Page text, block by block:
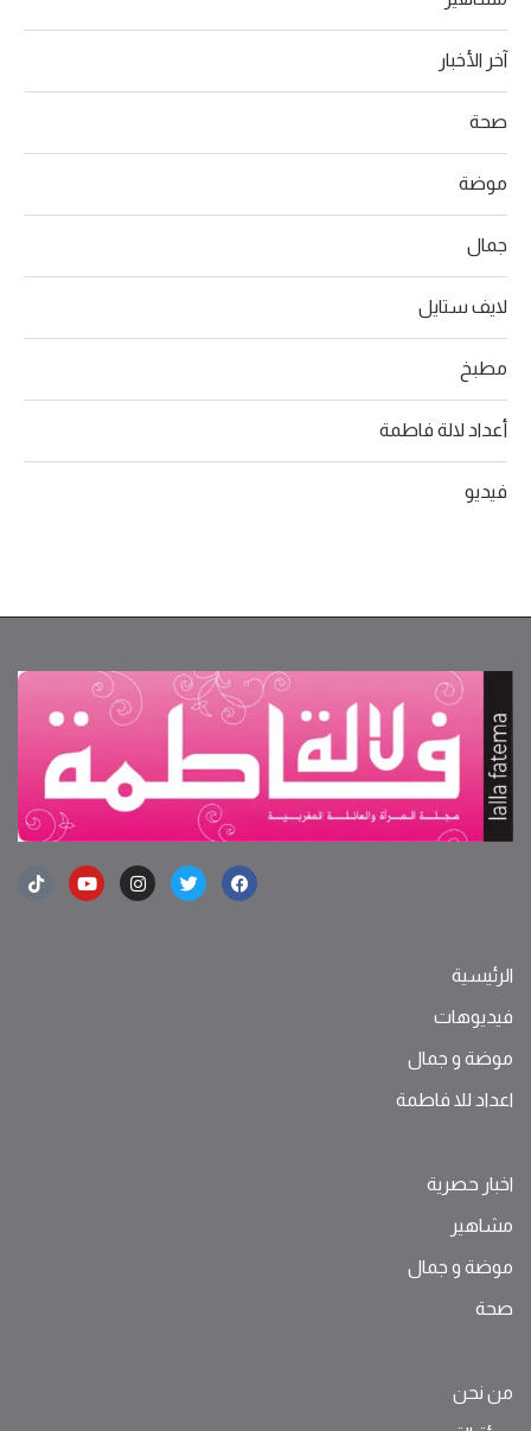
آخر الأخبار
صحة
موضة
جمال
لايف ستايل
مطبخ
أعداد لالة فاطمة
فيديو
الرئيسية
فيديوهات
موضة ‫و‬ ‫‬‫جمال‬
اعداد للا فاطمة
اخبار حصرية
مشاهير
موضة ‫و‬ ‫‬‫جمال‬
صحة
من نحن